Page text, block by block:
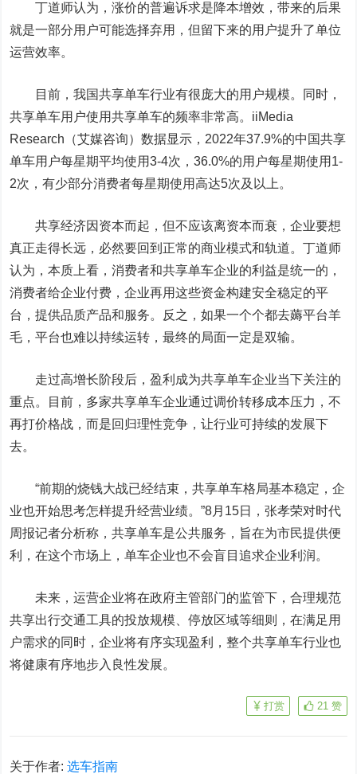
丁道师认为，涨价的普遍诉求是降本增效，带来的后果
就是一部分用户可能选择弃用，但留下来的用户提升了单位
运营效率。
目前，我国共享单车行业有很庞大的用户规模。同时，
共享单车用户使用共享单车的频率非常高。iiMedia
Research（艾媒咨询）数据显示，2022年37.9%的中国共享
单车用户每星期平均使用3-4次，36.0%的用户每星期使用1-
2次，有少部分消费者每星期使用高达5次及以上。
共享经济因资本而起，但不应该离资本而衰，企业要想
真正走得长远，必然要回到正常的商业模式和轨道。丁道师
认为，本质上看，消费者和共享单车企业的利益是统一的，
消费者给企业付费，企业再用这些资金构建安全稳定的平
台，提供品质产品和服务。反之，如果一个个都去薅平台羊
毛，平台也难以持续运转，最终的局面一定是双输。
走过高增长阶段后，盈利成为共享单车企业当下关注的
重点。目前，多家共享单车企业通过调价转移成本压力，不
再打价格战，而是回归理性竞争，让行业可持续的发展下
去。
“前期的烧钱大战已经结束，共享单车格局基本稳定，企
业也开始思考怎样提升经营业绩。”8月15日，张孝荣对时代
周报记者分析称，共享单车是公共服务，旨在为市民提供便
利，在这个市场上，单车企业也不会盲目追求企业利润。
未来，运营企业将在政府主管部门的监管下，合理规范
共享出行交通工具的投放规模、停放区域等细则，在满足用
户需求的同时，企业将有序实现盈利，整个共享单车行业也
将健康有序地步入良性发展。
21 赞
打赏
关于作者:选车指南